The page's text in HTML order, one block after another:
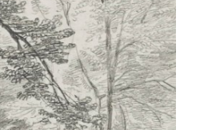
Bilder von Unterwegs